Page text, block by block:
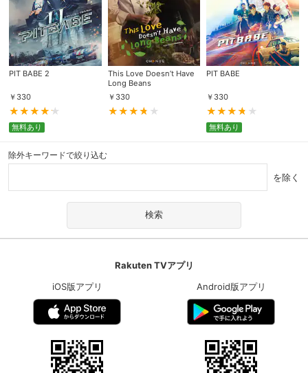
PIT BABE 2
￥ 330
無料あり
This Love Doesn’t Have
Long Beans
￥ 330
PIT BABE
￥ 330
無料あり
除外キーワードで絞り込む
を除く
Rakuten TVアプリ
iOS版アプリ
Android版アプリ